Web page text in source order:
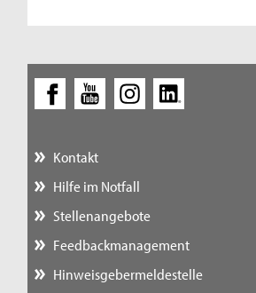
Kontakt
Hilfe im Notfall
Stellenangebote
Feedbackmanagement
Hinweisgebermeldestelle